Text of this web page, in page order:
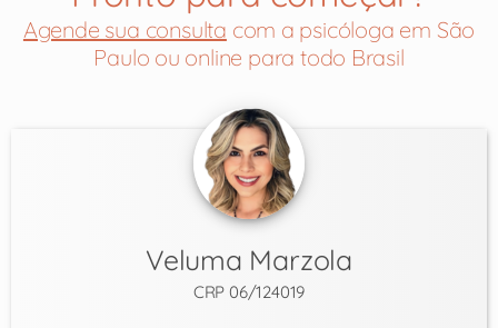
Agende sua consulta com a psicóloga em São
Paulo ou online para todo Brasil
Veluma Marzola
CRP 06/124019